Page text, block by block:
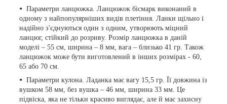
Параметри ланцюжка. Ланцюжок бісмарк виконаний в
одному з найпопулярніших видів плетіння. Ланки щільно і
надійно з'єднуються один з одним, утворюють міцний
ланцюг, стійкий до розриву. Розмір ланцюжка в даній
моделі – 55 см, ширина – 8 мм, вага – близько 41 гр. Також
ланцюжок може бути виготовлений в інших розмірах - 60,
65 або 70 см.
Параметри кулона. Ладанка має вагу 15,5 гр. Її довжина із
вушком 58 мм, без вушка – 46 мм, ширина 33 мм. Це
підвіска, яка не тільки красиво виглядає, але й має захисну